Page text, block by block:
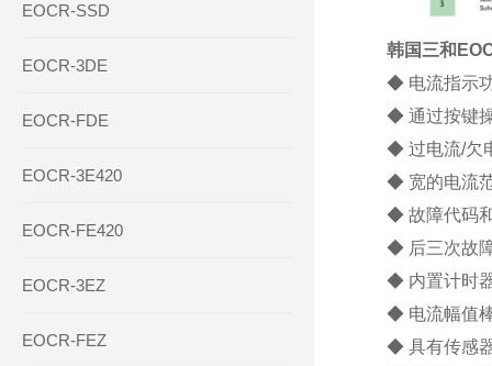
EOCR-SSD
EOCR-3DE
EOCR-FDE
EOCR-3E420
EOCR-FE420
EOCR-3EZ
EOCR-FEZ
韩国三和
◆ 电流指示
◆ 通过按键
◆ 过电流/欠
◆ 宽的电流
◆ 故障代码
◆ 后三次故
◆ 内置计时
◆ 电流幅值
◆ 具有传感